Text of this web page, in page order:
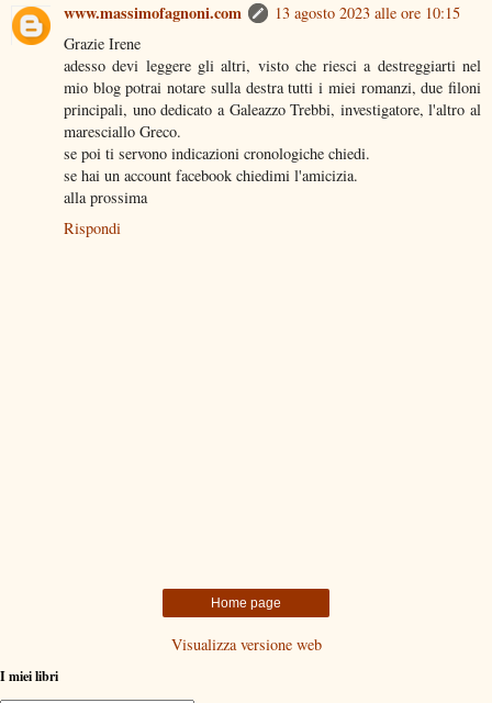
www.massimofagnoni.com
13 agosto 2023 alle ore 10:15
Grazie Irene
adesso devi leggere gli altri, visto che riesci a destreggiarti nel
mio blog potrai notare sulla destra tutti i miei romanzi, due filoni
principali, uno dedicato a Galeazzo Trebbi, investigatore, l'altro al
maresciallo Greco.
se poi ti servono indicazioni cronologiche chiedi.
se hai un account facebook chiedimi l'amicizia.
alla prossima
Rispondi
Home page
Visualizza versione web
I miei libri